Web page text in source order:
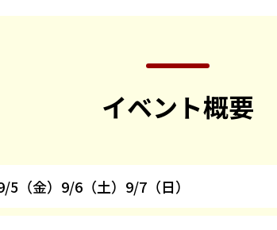
イベント概要
5（金）9/6（土）9/7（日）